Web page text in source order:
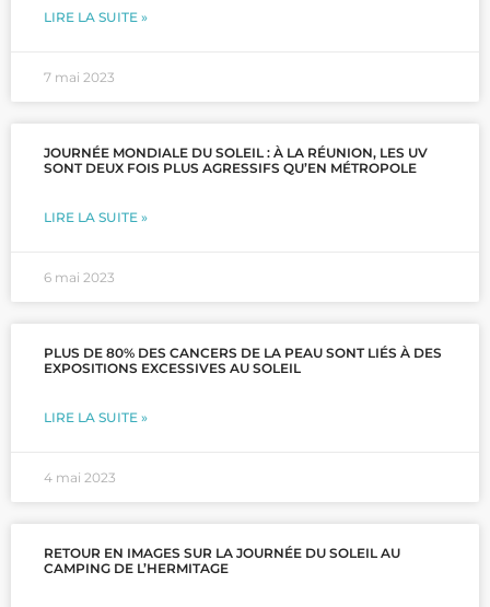
LIRE LA SUITE »
7 mai 2023
JOURNÉE MONDIALE DU SOLEIL : À LA RÉUNION, LES UV
SONT DEUX FOIS PLUS AGRESSIFS QU’EN MÉTROPOLE
LIRE LA SUITE »
6 mai 2023
PLUS DE 80% DES CANCERS DE LA PEAU SONT LIÉS À DES
EXPOSITIONS EXCESSIVES AU SOLEIL
LIRE LA SUITE »
4 mai 2023
RETOUR EN IMAGES SUR LA JOURNÉE DU SOLEIL AU
CAMPING DE L’HERMITAGE